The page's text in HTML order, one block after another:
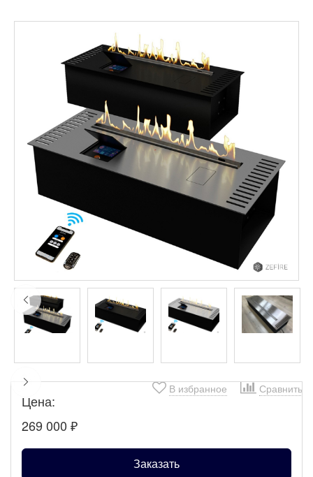
В избранное Сравнить
Цена:
269 000 ₽
Заказать